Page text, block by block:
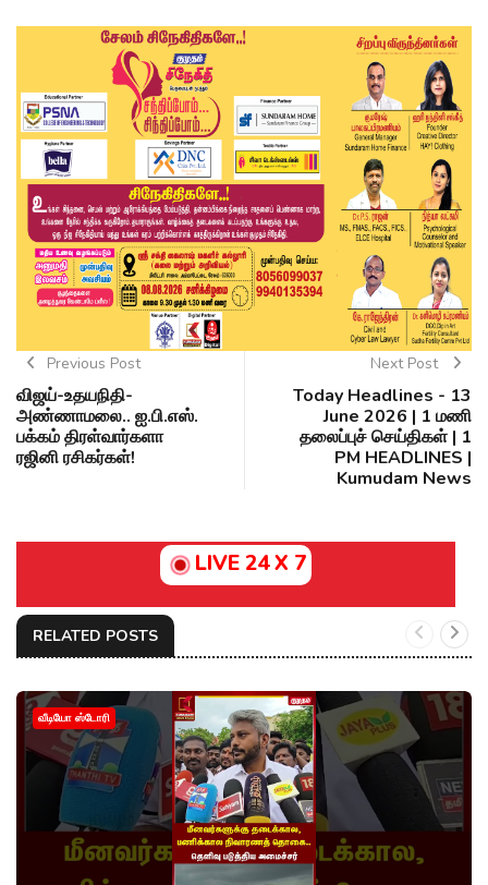
Previous Post
விஜய்-உதயநிதி-
அண்ணாமலை.. ஐ.பி.எஸ்.
பக்கம் திரள்வார்களா
ரஜினி ரசிகர்கள்!
Next Post
Today Headlines - 13
June 2026 | 1 மணி
தலைப்புச் செய்திகள் | 1
PM HEADLINES |
Kumudam News
LIVE 24 X 7
RELATED POSTS
வீடியோ ஸ்டோரி